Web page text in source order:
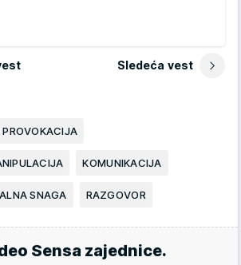
Sledeća vest
PROVOKACIJA
KOMUNIKACIJA
SNAGA RAZGOVOR
Sensa zajednice.